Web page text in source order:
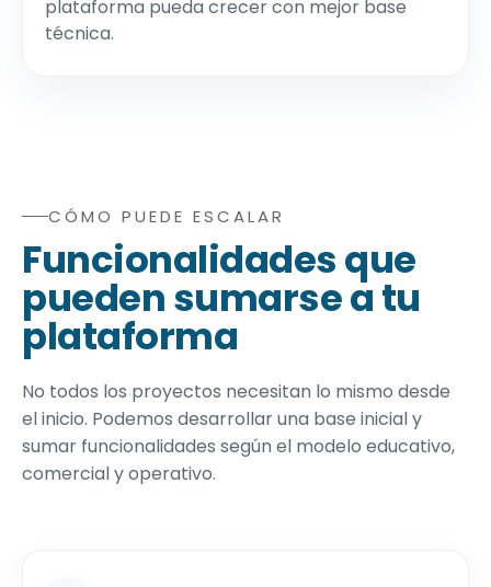
plataforma pueda crecer con mejor base
técnica.
Funcionalidades adicionales para una plataforma de
CÓMO PUEDE ESCALAR
Funcionalidades que
pueden sumarse a tu
plataforma
No todos los proyectos necesitan lo mismo desde
el inicio. Podemos desarrollar una base inicial y
sumar funcionalidades según el modelo educativo,
comercial y operativo.